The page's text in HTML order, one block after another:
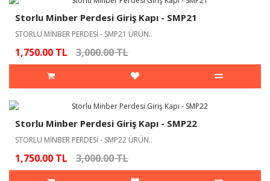
Storlu Minber Perdesi Giriş Kapı - SMP21
STORLU MİNBER PERDESİ - SMP21 ÜRÜN..
1,750.00 TL 3,000.00 TL
Storlu Minber Perdesi Giriş Kapı - SMP22
STORLU MİNBER PERDESİ - SMP22 ÜRÜN..
1,750.00 TL 3,000.00 TL